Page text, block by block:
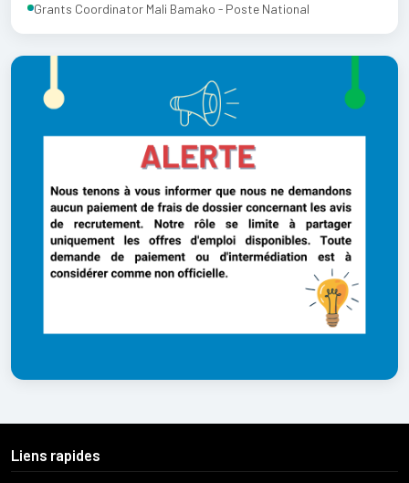
Grants Coordinator Mali Bamako - Poste National
Liens rapides